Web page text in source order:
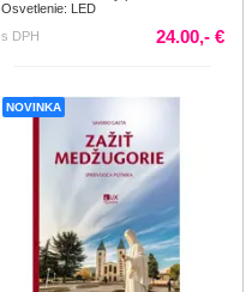
Osvetlenie: LED
s DPH
24.00,- €
NOVINKA